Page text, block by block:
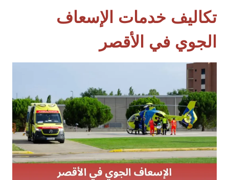
تكاليف خدمات الإسعاف
الجوي في الأقصر